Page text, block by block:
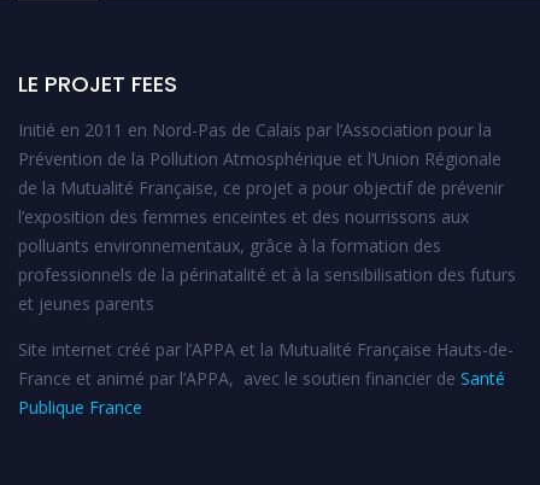
LE PROJET FEES
Initié en 2011 en Nord-Pas de Calais par l’Association pour la
Prévention de la Pollution Atmosphérique et l’Union Régionale
de la Mutualité Française, ce projet a pour objectif de prévenir
l’exposition des femmes enceintes et des nourrissons aux
polluants environnementaux, grâce à la formation des
professionnels de la périnatalité et à la sensibilisation des futurs
et jeunes parents
Site internet créé par l’APPA et la Mutualité Française Hauts-de-
France et animé par l’APPA, avec le soutien financier de Santé
Publique France